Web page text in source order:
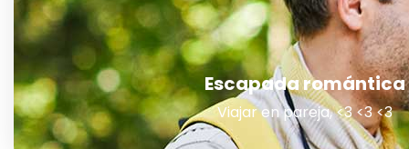
Escapada romántica
Viajar en pareja, <3 <3 <3